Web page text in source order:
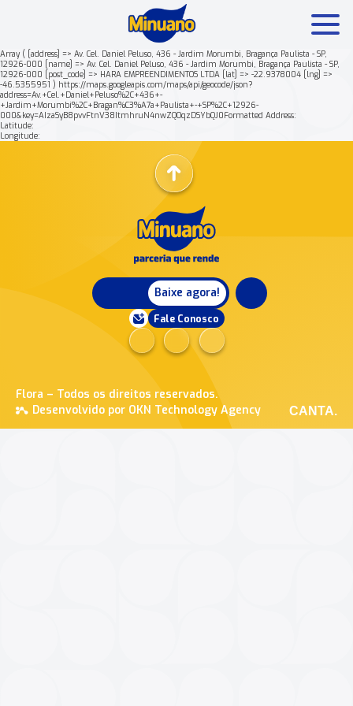
Array ( [address] => Av. Cel. Daniel Peluso, 436 - Jardim Morumbi, Bragança Paulista - SP,
12926-000 [name] => Av. Cel. Daniel Peluso, 436 - Jardim Morumbi, Bragança Paulista - SP,
12926-000 [post_code] => HARA EMPREENDIMENTOS LTDA [lat] => -22.9378004 [lng] =>
-46.5355951 ) https://maps.googleapis.com/maps/api/geocode/json?
address=Av.+Cel.+Daniel+Peluso%2C+436+-
+Jardim+Morumbi%2C+Bragan%C3%A7a+Paulista+-+SP%2C+12926-
000&key=AIzaSyB8pvvFtnV38ItmhruN4nwZQOqzDSYbQJ0Formatted Address:
Latitude:
Longitude:
Baixe agora!
Fale Conosco
Flora – Todos os direitos reservados.
Desenvolvido por OKN Technology Agency
CANTA.
Mais buscados: Produtos Minuano Rende +
Nossa história